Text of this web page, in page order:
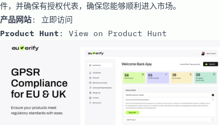
件，并确保有授权代表，确保您能够顺利进入市场。
产品网站: 立即访问
Product Hunt : View on Product Hunt